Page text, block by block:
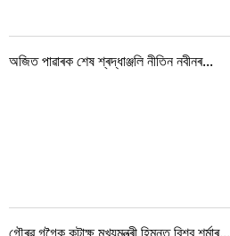
অজিত পাৱাৰক শেষ শ্ৰদ্ধাঞ্জলি নীতিন নবীনৰ...
গৌৰৱ গগৈক কটাক্ষ মুখ্যমন্ত্ৰী হিমন্ত বিশ্ব শৰ্মাৰ...